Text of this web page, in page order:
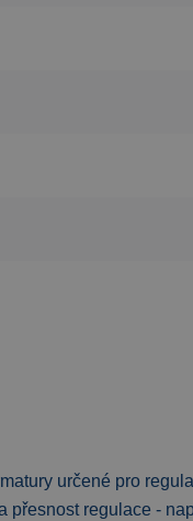
určené pro
přesnost regulace -